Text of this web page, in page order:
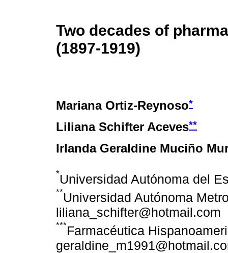
Two decades of
(1897-1919)
Mariana Ortiz-Reynoso*
Liliana Schifter Aceves**
Irlanda Geraldine Muciño
*Universidad Autónoma del
**Universidad Autónoma
liliana_schifter@hotmail.com
***Farmacéutica